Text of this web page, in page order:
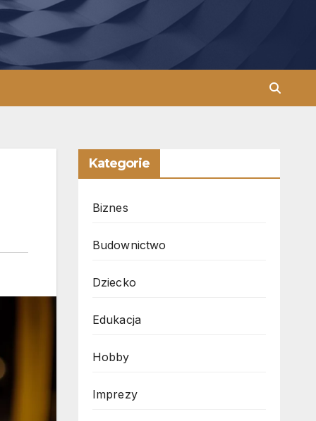
Kategorie
Biznes
Budownictwo
Dziecko
Edukacja
Hobby
Imprezy